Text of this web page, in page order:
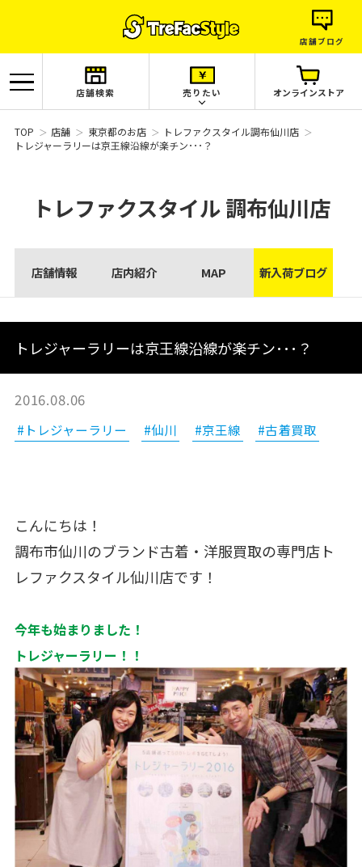
店舗ブログ
店舗検索 売りたい オンラインストア
TOP 店舗 東京都のお店
トレファクスタイル調布仙川店
トレジャーラリーは京王線沿線が楽チン･･･？
トレファクスタイル調布仙川店
店舗情報 店内紹介 MAP 新入荷ブログ
トレジャーラリーは京王線沿線が楽チン･･･？
2016.08.06
#トレジャーラリー #仙川 #京王線 #古着買取
こんにちは！
調布市仙川のブランド古着・洋服買取の専門店ト
レファクスタイル仙川店です！
今年も始まりました！
トレジャーラリー！！